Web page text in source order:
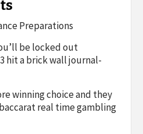
Preparations
be locked out
hit a brick wall journal-
winning choice and they
real time gambling